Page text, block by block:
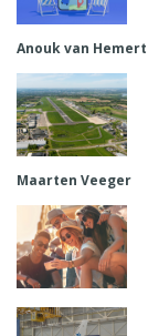
Anouk van Hemert
Maarten Veeger